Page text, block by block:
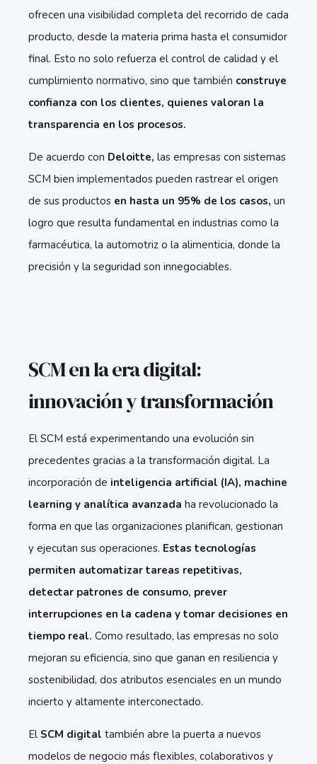
ofrecen una visibilidad completa del recorrido de cada
producto, desde la materia prima hasta el consumidor
final. Esto no solo refuerza el control de calidad y el
cumplimiento normativo, sino que también construye
confianza con los clientes, quienes valoran la
transparencia en los procesos.
De acuerdo con Deloitte, las empresas con sistemas
SCM bien implementados pueden rastrear el origen
de sus productos en hasta un 95% de los casos, un
logro que resulta fundamental en industrias como la
farmacéutica, la automotriz o la alimenticia, donde la
precisión y la seguridad son innegociables.
SCM en la era digital:
innovación y transformación
El SCM está experimentando una evolución sin
precedentes gracias a la transformación digital. La
incorporación de inteligencia artificial (IA), machine
learning y analítica avanzada ha revolucionado la
forma en que las organizaciones planifican, gestionan
y ejecutan sus operaciones. Estas tecnologías
permiten automatizar tareas repetitivas,
detectar patrones de consumo, prever
interrupciones en la cadena y tomar decisiones en
tiempo real. Como resultado, las empresas no solo
mejoran su eficiencia, sino que ganan en resiliencia y
sostenibilidad, dos atributos esenciales en un mundo
incierto y altamente interconectado.
El SCM digital también abre la puerta a nuevos
modelos de negocio más flexibles, colaborativos y